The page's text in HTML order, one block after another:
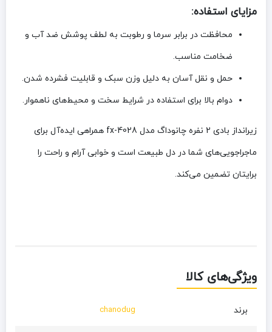
مزایای استفاده:
محافظت در برابر سرما و رطوبت به لطف پوشش ضد آب و
ضخامت مناسب.
حمل و نقل آسان به دلیل وزن سبک و قابلیت فشرده شدن.
دوام بالا برای استفاده در شرایط سخت و محیط‌های ناهموار.
زیرانداز بادی 2 نفره چانوداگ مدل fx-4028 همراهی ایده‌آل برای
ماجراجویی‌های شما در دل طبیعت است و خوابی آرام و راحت را
برایتان تضمین می‌کند.
ویژگی‌های کالا
برند chanodug